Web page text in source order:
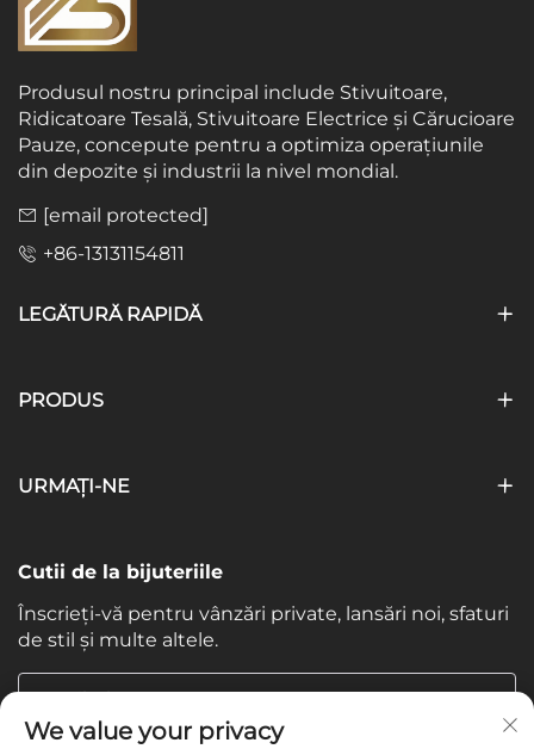
Produsul nostru principal include Stivuitoare,
Ridicatoare Tesală, Stivuitoare Electrice și Cărucioare
Pauze, concepute pentru a optimiza operațiunile
din depozite și industrii la nivel mondial.
[email protected]
+86-13131154811
LEGĂTURĂ RAPIDĂ
PRODUS
URMAȚI-NE
Cutii de la bijuteriile
Înscrieți-vă pentru vânzări private, lansări noi, sfaturi
de stil și multe altele.
Email-ul tau
We value your privacy